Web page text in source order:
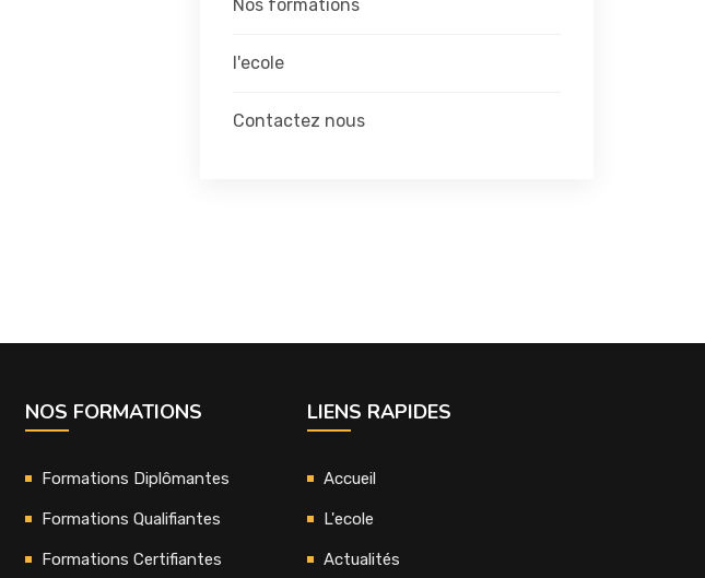
Nos formations
l'ecole
Contactez nous
NOS FORMATIONS
Formations Diplômantes
Formations Qualifiantes
Formations Certifiantes
LIENS RAPIDES
Accueil
L'ecole
Actualités